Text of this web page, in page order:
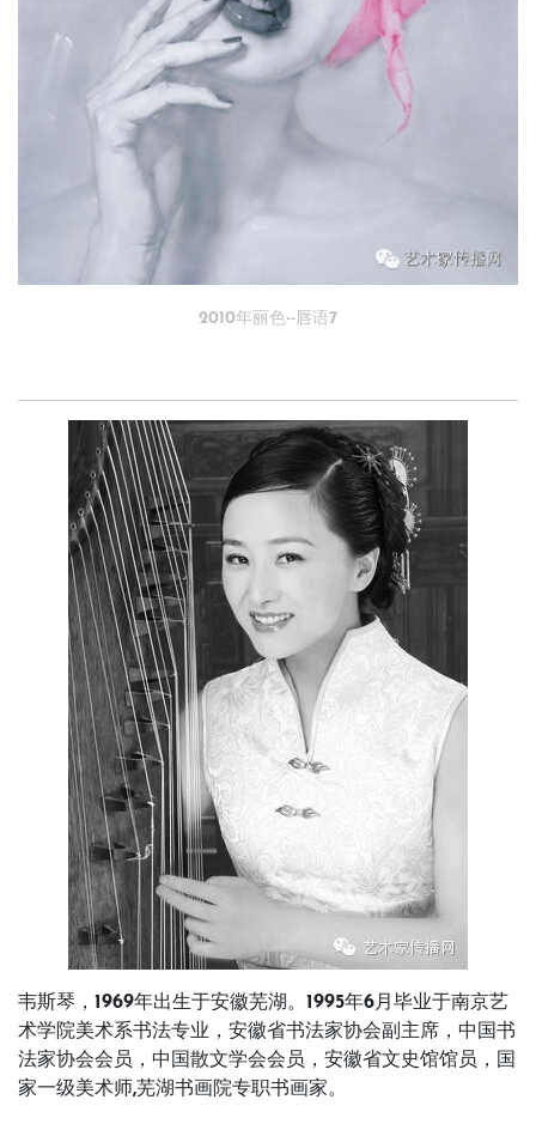
2010年丽色--唇语7
韦斯琴，1969年出生于安徽芜湖。1995年6月毕业于南京艺
术学院美术系书法专业，安徽省书法家协会副主席，中国书
法家协会会员，中国散文学会会员，安徽省文史馆馆员，国
家一级美术师,芜湖书画院专职书画家。